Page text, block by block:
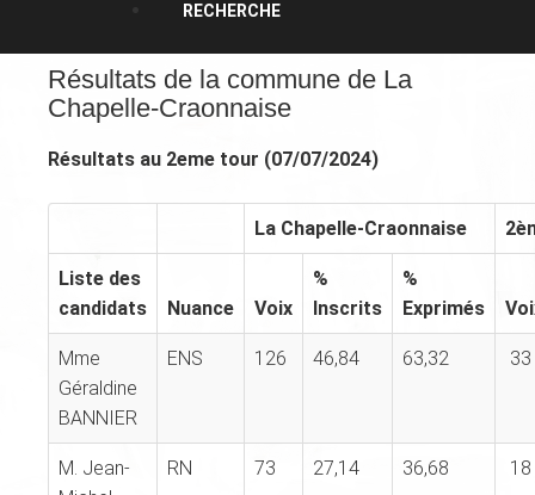
RECHERCHE
Résultats de la commune de La
Chapelle-Craonnaise
Résultats au 2eme tour (07/07/2024)
La Chapelle-Craonnaise
Liste des
candidats
Nuance Voix
%
Inscrits
%
Exprimés
Mme
Géraldine
BANNIER
ENS 126 46,84 63,32
M. Jean-
RN 73 27,14 36,68